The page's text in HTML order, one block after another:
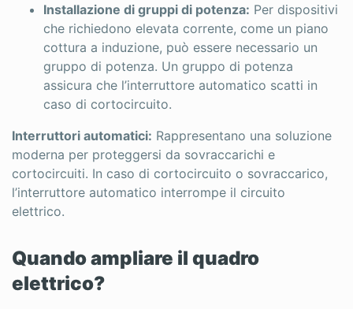
Installazione di gruppi di potenza: Per dispositivi
che richiedono elevata corrente, come un piano
cottura a induzione, può essere necessario un
gruppo di potenza. Un gruppo di potenza
assicura che l’interruttore automatico scatti in
caso di cortocircuito.
Interruttori automatici: Rappresentano una soluzione
moderna per proteggersi da sovraccarichi e
cortocircuiti. In caso di cortocircuito o sovraccarico,
l’interruttore automatico interrompe il circuito
elettrico.
Quando ampliare il quadro
elettrico?